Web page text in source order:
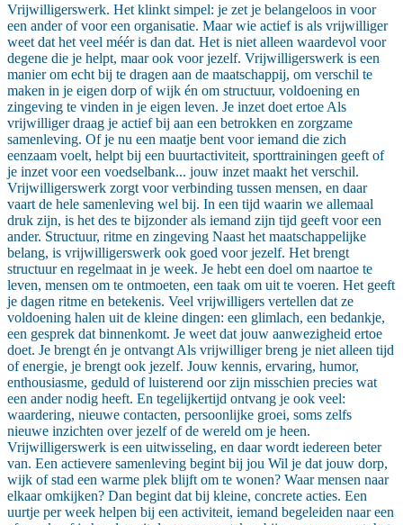
Vrijwilligerswerk. Het klinkt simpel: je zet je belangeloos in voor
een ander of voor een organisatie. Maar wie actief is als vrijwilliger
weet dat het veel méér is dan dat. Het is niet alleen waardevol voor
degene die je helpt, maar ook voor jezelf. Vrijwilligerswerk is een
manier om echt bij te dragen aan de maatschappij, om verschil te
maken in je eigen dorp of wijk én om structuur, voldoening en
zingeving te vinden in je eigen leven. Je inzet doet ertoe Als
vrijwilliger draag je actief bij aan een betrokken en zorgzame
samenleving. Of je nu een maatje bent voor iemand die zich
eenzaam voelt, helpt bij een buurtactiviteit, sporttrainingen geeft of
je inzet voor een voedselbank... jouw inzet maakt het verschil.
Vrijwilligerswerk zorgt voor verbinding tussen mensen, en daar
vaart de hele samenleving wel bij. In een tijd waarin we allemaal
druk zijn, is het des te bijzonder als iemand zijn tijd geeft voor een
ander. Structuur, ritme en zingeving Naast het maatschappelijke
belang, is vrijwilligerswerk ook goed voor jezelf. Het brengt
structuur en regelmaat in je week. Je hebt een doel om naartoe te
leven, mensen om te ontmoeten, een taak om uit te voeren. Het geeft
je dagen ritme en betekenis. Veel vrijwilligers vertellen dat ze
voldoening halen uit de kleine dingen: een glimlach, een bedankje,
een gesprek dat binnenkomt. Je weet dat jouw aanwezigheid ertoe
doet. Je brengt én je ontvangt Als vrijwilliger breng je niet alleen tijd
of energie, je brengt ook jezelf. Jouw kennis, ervaring, humor,
enthousiasme, geduld of luisterend oor zijn misschien precies wat
een ander nodig heeft. En tegelijkertijd ontvang je ook veel:
waardering, nieuwe contacten, persoonlijke groei, soms zelfs
nieuwe inzichten over jezelf of de wereld om je heen.
Vrijwilligerswerk is een uitwisseling, en daar wordt iedereen beter
van. Een actievere samenleving begint bij jou Wil je dat jouw dorp,
wijk of stad een warme plek blijft om te wonen? Waar mensen naar
elkaar omkijken? Dan begint dat bij kleine, concrete acties. Een
uurtje per week helpen bij een activiteit, iemand begeleiden naar een